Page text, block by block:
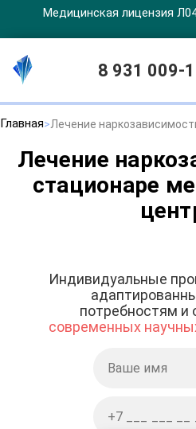
Медицинская лицензия
8 931 009-
Главная Лечение
Лечение
стационаре
Индивидуальные
потребностям и
современных